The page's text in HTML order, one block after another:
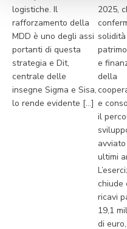
logistiche. Il
rafforzamento della
MDD è uno degli assi
portanti di questa
strategia e Dit,
centrale delle
insegne Sigma e Sisa,
lo rende evidente […]
2025,
solidità
e
della
e
il
ultimi
chiude
ricavi
19,1
di